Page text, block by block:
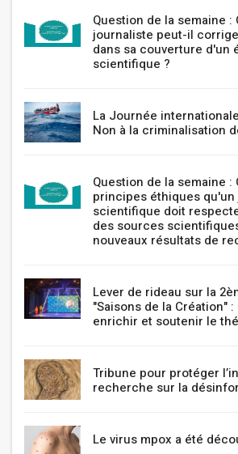
Question de la semaine :
journaliste peut-il
dans sa couverture d'un
scientifique ?
La Journée
Non à la criminalisation
Question de la semaine
principes éthiques
scientifique doit
des sources
nouveaux résultats de
Lever de rideau sur la
"Saisons de la Création"
enrichir et soutenir le
Tribune pour protéger
recherche sur la
Le virus mpox a été